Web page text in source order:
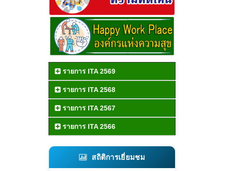
รายการ ITA 2569
รายการ ITA 2568
รายการ ITA 2567
รายการ ITA 2566
สถิติการเยี่ยมชม